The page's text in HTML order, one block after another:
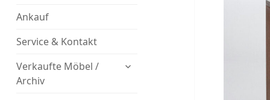
Ankauf
Service & Kontakt
Verkaufte Möbel /
Archiv
untermenü